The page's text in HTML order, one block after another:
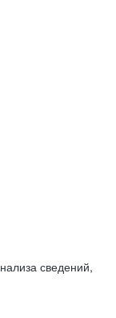
сведений,